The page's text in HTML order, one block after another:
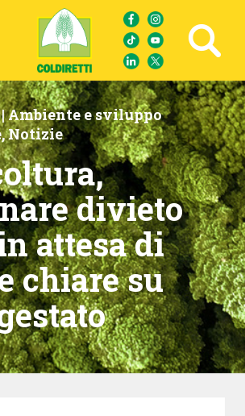
|Ambiente e sviluppo
,Notizie
divieto
attesa di
chiare su